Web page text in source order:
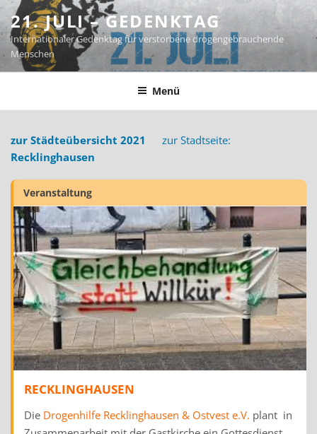
Zum
Inhalt
springen
21. JULI – GEDENKTAG
Internationaler Gedenktag für verstorbene drogengebrauchende
Menschen
Menü
zur Städteübersicht 2021
zur Stadtseite:
Recklinghausen
Veranstaltung
RECKLINGHAUSEN
Die Drogenhilfe Recklinghausen & Ostvest e.V. plant in